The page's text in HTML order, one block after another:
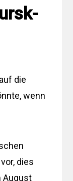
die
wenn
dies
August